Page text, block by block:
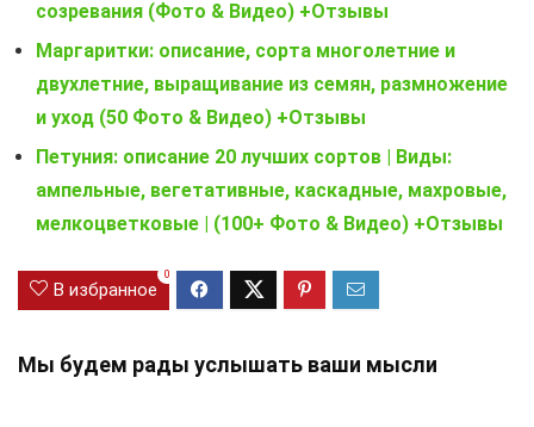
созревания (Фото & Видео) +Отзывы
Маргаритки: описание, сорта многолетние и
двухлетние, выращивание из семян, размножение
и уход (50 Фото & Видео) +Отзывы
Петуния: описание 20 лучших сортов | Виды:
ампельные, вегетативные, каскадные, махровые,
мелкоцветковые | (100+ Фото & Видео) +Отзывы
В избранное
0
Мы будем рады услышать ваши мысли